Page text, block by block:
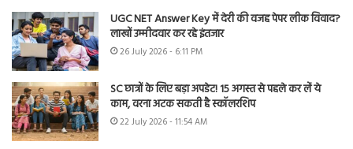
UGC NET Answer Key में देरी की वजह पेपर लीक विवाद?
लाखों उम्मीदवार कर रहे इंतजार
26 July 2026 - 6:11 PM
SC छात्रों के लिए बड़ा अपडेट! 15 अगस्त से पहले कर लें ये
काम, वरना अटक सकती है स्कॉलरशिप
22 July 2026 - 11:54 AM